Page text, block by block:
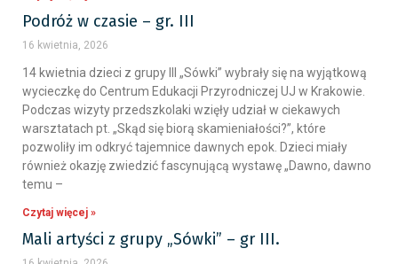
Podróż w czasie – gr. III
16 kwietnia, 2026
14 kwietnia dzieci z grupy III „Sówki” wybrały się na wyjątkową
wycieczkę do Centrum Edukacji Przyrodniczej UJ w Krakowie.
Podczas wizyty przedszkolaki wzięły udział w ciekawych
warsztatach pt. „Skąd się biorą skamieniałości?”, które
pozwoliły im odkryć tajemnice dawnych epok. Dzieci miały
również okazję zwiedzić fascynującą wystawę „Dawno, dawno
temu –
Czytaj więcej »
Mali artyści z grupy „Sówki” – gr III.